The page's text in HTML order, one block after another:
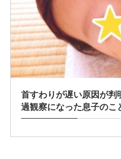
首すわりが遅い原因が
過観察になった息子のこ